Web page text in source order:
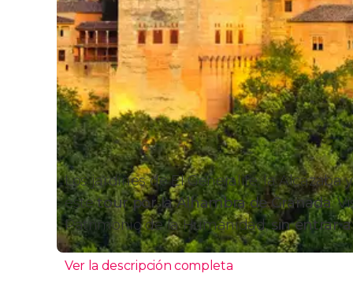
Los jardines de El Generalife, la Alcazaba
estetour por la Alhambra de Granada.
Patrimonio de la Humanidad,sin entrar a
Ver la descripción completa